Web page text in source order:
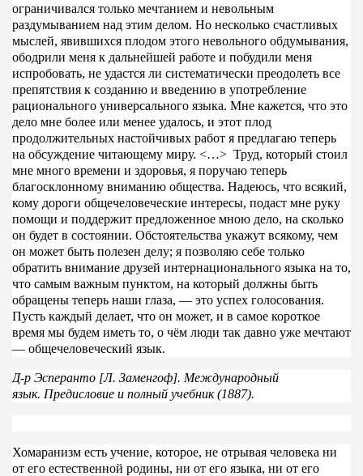
ограничивался только мечтанием и невольным
раздумыванием над этим делом. Но несколько счастливых
мыслей, явившихся плодом этого невольного обдумывания,
ободрили меня к дальнейшей работе и побудили меня
испробовать, не удастся ли систематически преодолеть все
препятствия к созданию и введению в употребление
рационального универсального языка. Мне кажется, что это
дело мне более или менее удалось, и этот плод
продолжительных настойчивых работ я предлагаю теперь
на обсуждение читающему миру. <…> Труд, который стоил
мне много времени и здоровья, я поручаю теперь
благосклонному вниманию общества. Надеюсь, что всякий,
кому дороги общечеловеческие интересы, подаст мне руку
помощи и поддержит предложенное мною дело, на сколько
он будет в состоянии. Обстоятельства укажут всякому, чем
он может быть полезен делу; я позволяю себе только
обратить внимание друзей интернационального языка на то,
что самым важным пунктом, на который должны быть
обращены теперь наши глаза, — это успех голосования.
Пусть каждый делает, что он может, и в самое короткое
время мы будем иметь то, о чём люди так давно уже мечтают
— общечеловеческий язык.
Д‑р Эсперанто [Л. Заменгоф]. Международный
язык. Предисловие и полный учебник (1887).
Хомаранизм есть учение, которое, не отрывая человека ни
от его естественной родины, ни от его языка, ни от его